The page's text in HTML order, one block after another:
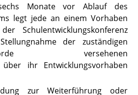
Monate vor Ablauf des
legt jede an einem Vorhaben
Schulentwicklungskonferenz
der zuständigen
versehenen
über ihr Entwicklungsvorhaben
zur Weiterführung oder